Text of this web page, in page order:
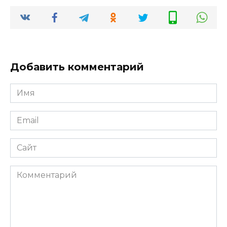
Добавить комментарий
Имя
*
Email
*
Сайт
Комментарий